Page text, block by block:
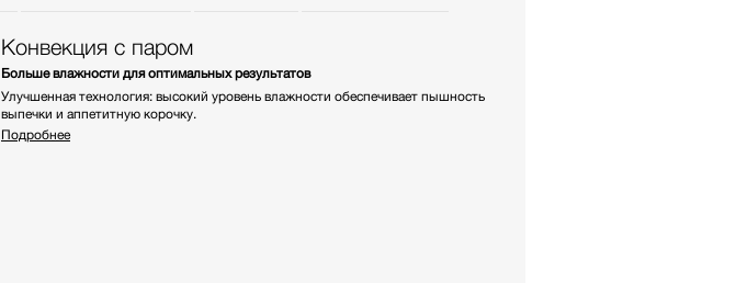
Конвекция с паром
Больше влажности для оптимальных результатов
Улучшенная технология: высокий уровень влажности обеспечивает пышность
выпечки и аппетитную корочку.
Подробнее